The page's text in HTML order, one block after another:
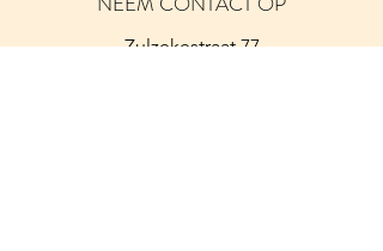
Zulzekestraat 77